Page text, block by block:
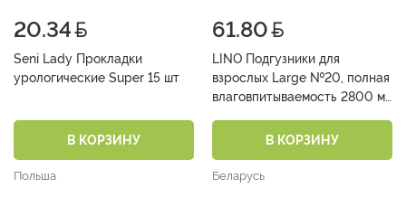
20.34
Seni Lady Прокладки
урологические Super 15 шт
В КОРЗИНУ
Польша
61.80
LINO Подгузники для
взрослых Large №20, полная
влаговпитываемость 2800 мл
В КОРЗИНУ
Беларусь